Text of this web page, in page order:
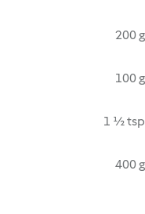
200 g
100 g
1 ½ tsp
400 g